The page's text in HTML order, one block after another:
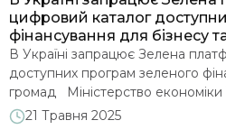
цифровий каталог
фінансування для бізнесу
В Україні запрацює Зелена
доступних програм зеленого
громад Міністерство економіки
аналітичним центром DiXi Group
21 Травня 2025